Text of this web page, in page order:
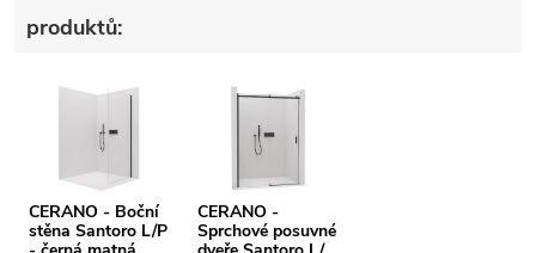
produktů:
CERANO - Boční
stěna Santoro L/P
CERANO -
Sprchové posuvné